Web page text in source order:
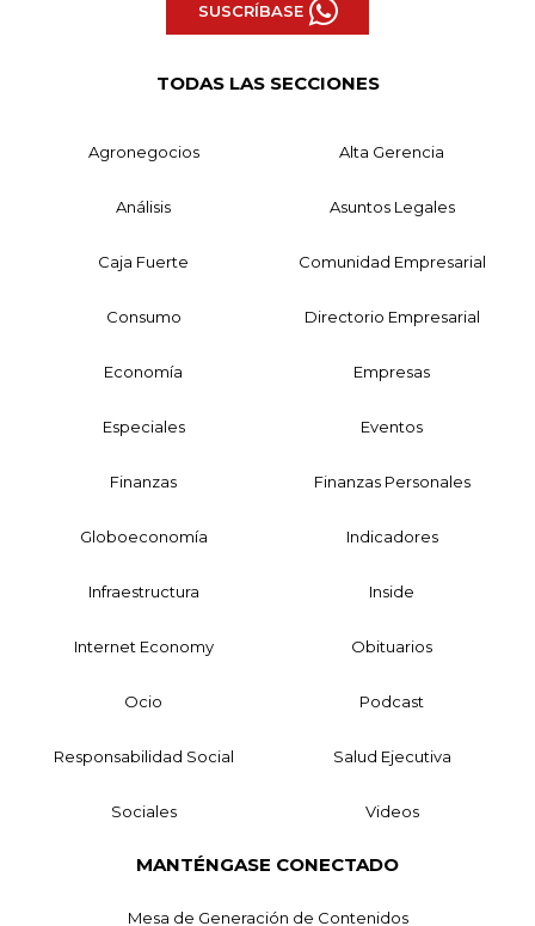
SUSCRÍBASE
TODAS LAS SECCIONES
Agronegocios Alta Gerencia
Análisis Asuntos Legales
Caja Fuerte Comunidad Empresarial
Consumo Directorio Empresarial
Economía Empresas
Especiales Eventos
Finanzas Finanzas Personales
Globoeconomía Indicadores
Infraestructura Inside
Internet Economy Obituarios
Ocio Podcast
Responsabilidad Social Salud Ejecutiva
Sociales Videos
MANTÉNGASE CONECTADO
Mesa de Generación de Contenidos